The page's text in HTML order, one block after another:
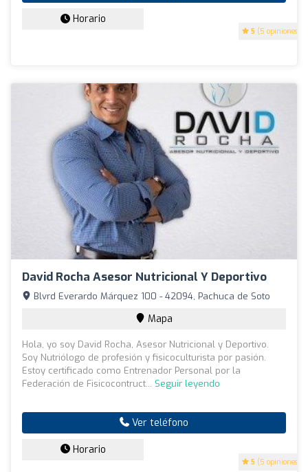
5 (5 opiniones)
Horario
David Rocha Asesor Nutricional Y Deportivo
5 (5 opiniones)
Blvrd Everardo Márquez 100 - 42094, Pachuca de Soto
Mapa
Hola, yo soy David Rocha, Asesor Nutricional y Deportivo.
Soy Nutriólogo de profesión y fisicoculturista por pasión.
Estoy certificado como Entrenador Personal por la
Federación de Fisicocontruct... Seguir leyendo
Ver teléfono
Horario